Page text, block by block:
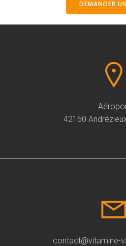
DEMANDER
42160
contact@vitamine-